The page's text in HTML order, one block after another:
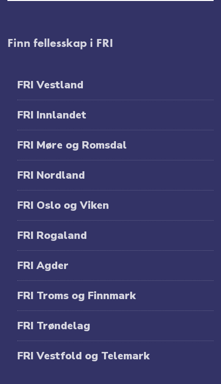
Finn fellesskap i FRI
FRI Vestland
FRI Innlandet
FRI Møre og Romsdal
FRI Nordland
FRI Oslo og Viken
FRI Rogaland
FRI Agder
FRI Troms og Finnmark
FRI Trøndelag
FRI Vestfold og Telemark